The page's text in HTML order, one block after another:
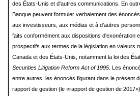
des États-Unis et d'autres communications. En
Banque peuvent formuler verbalement des
aux investisseurs, aux médias et à d'autres
faits conformément aux dispositions d'exonération
prospectifs aux termes de la législation en valeurs
Canada et des États-Unis, notamment la loi des
Securities Litigation Reform Act of 1995 . Les
entre autres, les énoncés figurant dans le présent
rapport de gestion (le «rapport de gestion de